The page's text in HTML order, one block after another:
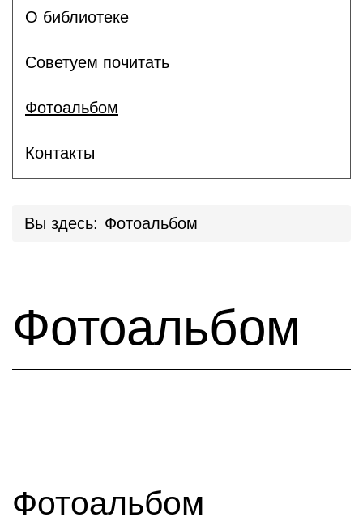
О библиотеке
Советуем почитать
Фотоальбом
Контакты
Вы здесь: Фотоальбом
Фотоальбом
Фотоальбом